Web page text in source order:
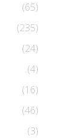
(65)
(235)
(24)
(4)
(16)
(46)
(3)